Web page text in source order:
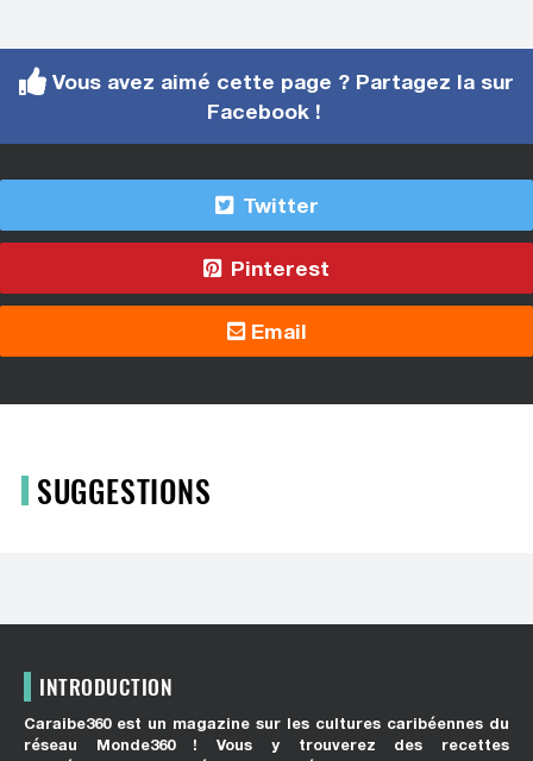
Vous avez aimé cette page ? Partagez la sur
Facebook !
Twitter
Pinterest
Email
SUGGESTIONS
INTRODUCTION
Caraibe360 est un magazine sur les cultures caribéennes du
réseau Monde360 ! Vous y trouverez des recettes